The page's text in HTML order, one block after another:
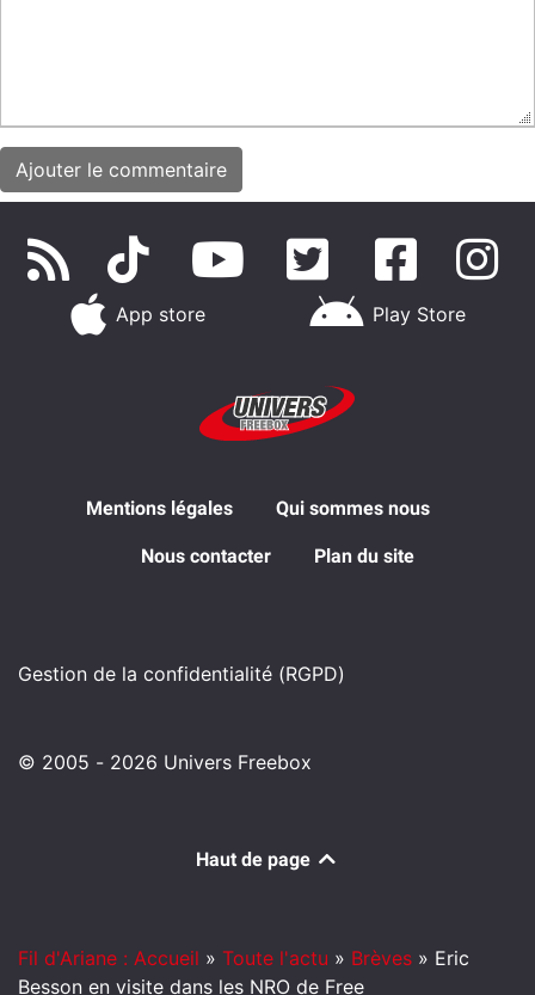
App store Play Store
Mentions légales Qui sommes nous
Nous contacter Plan du site
Gestion de la confidentialité (RGPD)
© 2005 - 2026 Univers Freebox
Haut de page
Fil d'Ariane : Accueil » Toute l'actu » Brèves » Eric
Besson en visite dans les NRO de Free